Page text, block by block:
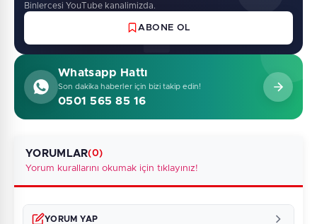
Binlercesi YouTube kanalimizda.
ABONE OL
Whatsapp Hattı
Son dakika haberler için bizi takip edin!
0501 565 85 16
YORUMLAR(0)
Yorum kurallarını okumak için tıklayınız!
YORUM YAP